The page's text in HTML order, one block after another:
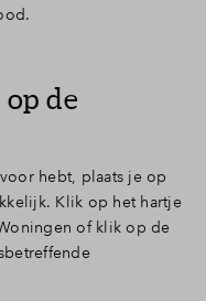
de
hebt, plaats je op
Klik op het hartje
of klik op de